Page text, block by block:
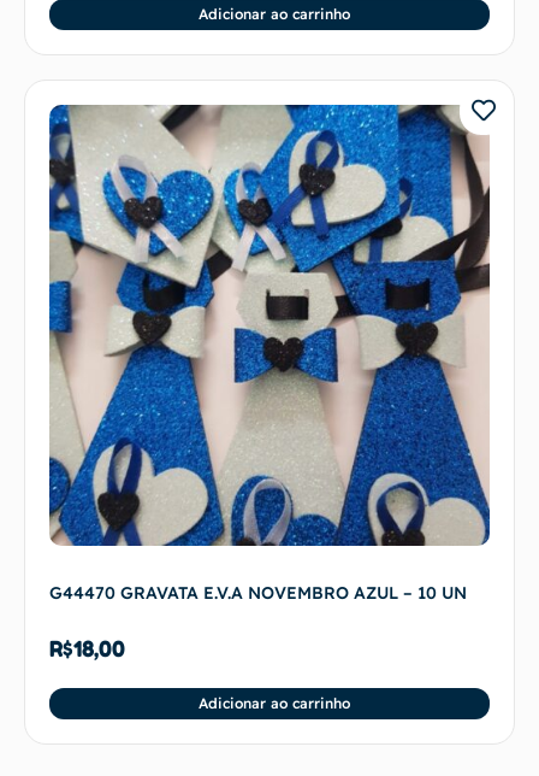
Adicionar ao carrinho
G44470 GRAVATA E.V.A NOVEMBRO AZUL – 10 UN
R$18,00
Adicionar ao carrinho